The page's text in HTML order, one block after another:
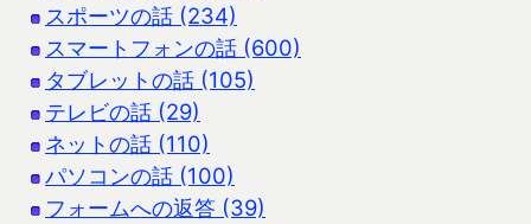
スポーツの話 (234)
スマートフォンの話 (600)
タブレットの話 (105)
テレビの話 (29)
ネットの話 (110)
パソコンの話 (100)
フォームへの返答 (39)